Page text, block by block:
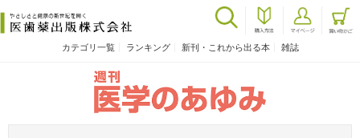
カテゴリ一覧 ランキング 新刊・これから出る本 雑誌